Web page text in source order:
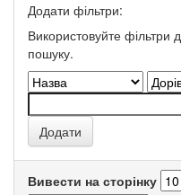
Додати фільтри:
Використовуйте фільтри
пошуку.
Вивести на сторінку